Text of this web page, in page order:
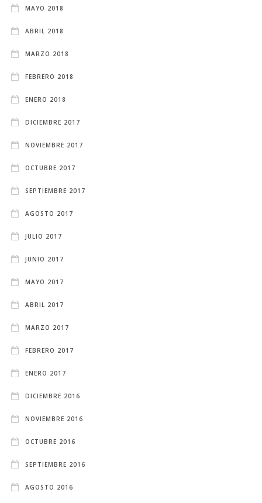
MAYO 2018
ABRIL 2018
MARZO 2018
FEBRERO 2018
ENERO 2018
DICIEMBRE 2017
NOVIEMBRE 2017
OCTUBRE 2017
SEPTIEMBRE 2017
AGOSTO 2017
JULIO 2017
JUNIO 2017
MAYO 2017
ABRIL 2017
MARZO 2017
FEBRERO 2017
ENERO 2017
DICIEMBRE 2016
NOVIEMBRE 2016
OCTUBRE 2016
SEPTIEMBRE 2016
AGOSTO 2016